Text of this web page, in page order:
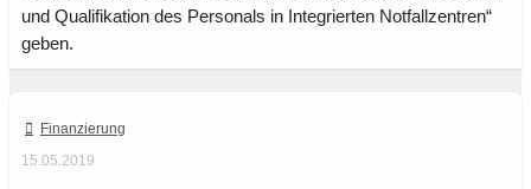
und Qualifikation des Personals in Integrierten Notfallzentren“
geben.
Finanzierung
15.05.2019